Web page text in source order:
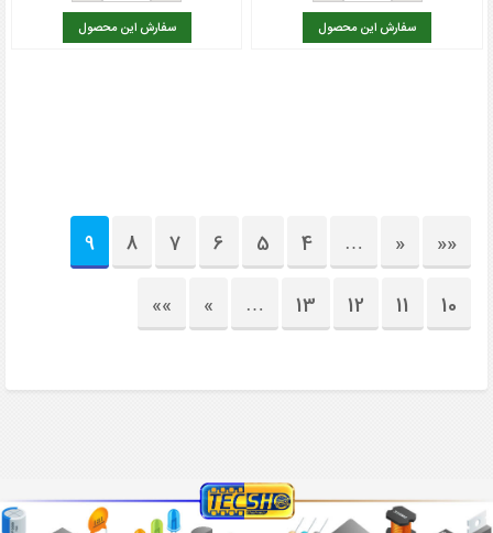
سفارش این محصول سفارش این محصول
««
«
…
4
5
6
7
8
9
10
11
12
13
…
»
»»